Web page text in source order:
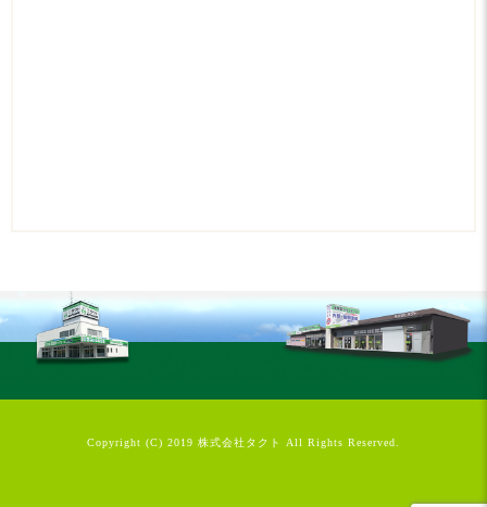
Copyright (C) 2019 株式会社タクト All Rights Reserved.